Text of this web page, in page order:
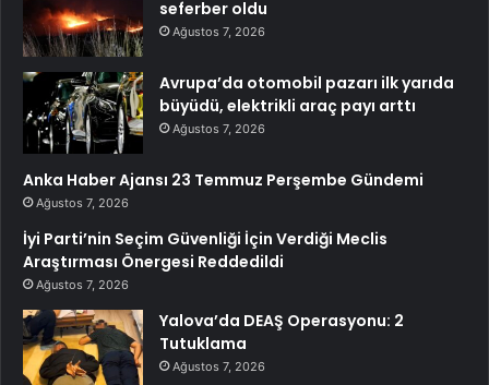
seferber oldu
Ağustos 7, 2026
Avrupa’da otomobil pazarı ilk yarıda
büyüdü, elektrikli araç payı arttı
Ağustos 7, 2026
Anka Haber Ajansı 23 Temmuz Perşembe Gündemi
Ağustos 7, 2026
İyi Parti’nin Seçim Güvenliği İçin Verdiği Meclis
Araştırması Önergesi Reddedildi
Ağustos 7, 2026
Yalova’da DEAŞ Operasyonu: 2
Tutuklama
Ağustos 7, 2026